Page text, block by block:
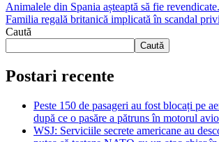
Animalele din Spania așteaptă să fie revendicate.
Familia regală britanică implicată în scandal
Caută
Caută
Postari recente
Peste 150 de pasageri au fost blocați pe
după ce o pasăre a pătruns în motorul
WSJ: Serviciile secrete americane au